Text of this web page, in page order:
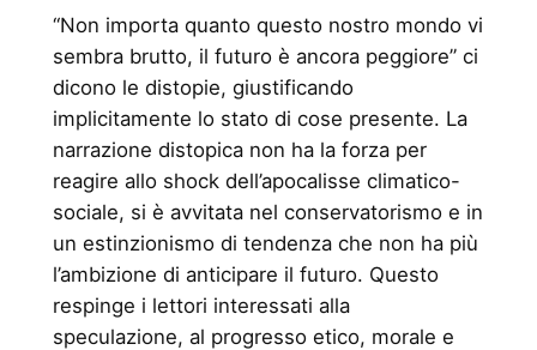
“Non importa quanto questo nostro mondo vi
sembra brutto, il futuro è ancora peggiore” ci
dicono le distopie, giustificando
implicitamente lo stato di cose presente. La
narrazione distopica non ha la forza per
reagire allo shock dell’apocalisse climatico-
sociale, si è avvitata nel conservatorismo e in
un estinzionismo di tendenza che non ha più
l’ambizione di anticipare il futuro. Questo
respinge i lettori interessati alla
speculazione, al progresso etico, morale e